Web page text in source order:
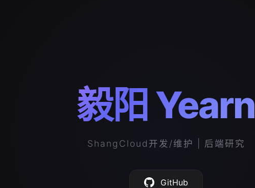
毅阳 Yearn
ShangCloud开发/维护 | 后端研究
GitHub